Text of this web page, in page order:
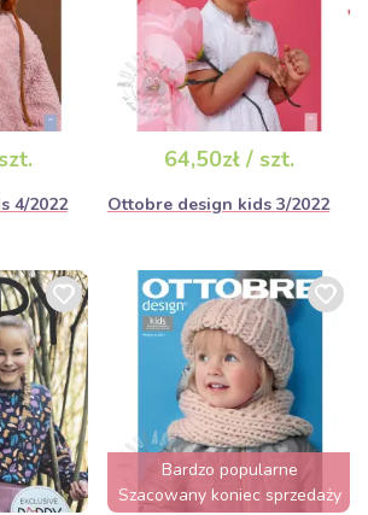
4/2022
64,50zł / szt.
Ottobre design kids 3/2022
Bardzo popularne
Szacowany koniec sprzedaży